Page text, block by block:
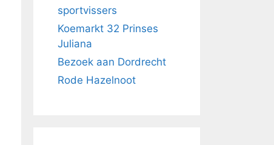
sportvissers
Koemarkt 32 Prinses
Juliana
Bezoek aan Dordrecht
Rode Hazelnoot